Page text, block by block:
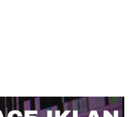
praktik ibadah haji
8510-2199, Instagram